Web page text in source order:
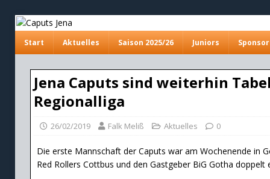
Start Aktuelles Saison 2025/26 Juniors
Jena Caputs sind weiterhin
Regionalliga
26/02/2019 Falk Meliß Aktuelles 0
Die erste Mannschaft der Caputs war am Wochenende in
Red Rollers Cottbus und den Gastgeber BiG Gotha doppelt